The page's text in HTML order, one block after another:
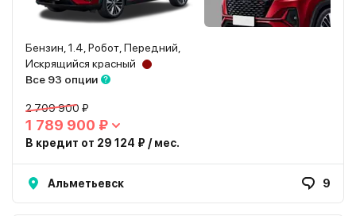
Бензин, 1.4, Робот, Передний,
Искрящийся красный
Все 93 опции
2 709 900 ₽
1 789 900 ₽
В кредит от 29 124 ₽ / мес.
Альметьевск 9